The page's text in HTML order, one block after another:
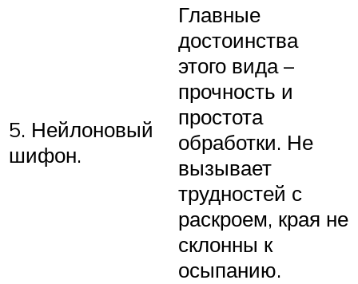
5. Нейлоновый
шифон.
Главные
достоинства
этого вида –
прочность и
простота
обработки. Не
вызывает
трудностей с
раскроем, края не
склонны к
осыпанию.